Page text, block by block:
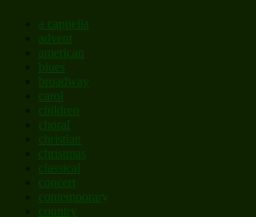
a cappella
advent
american
blues
broadway
carol
children
choral
christian
christmas
classical
concert
contemporary
country